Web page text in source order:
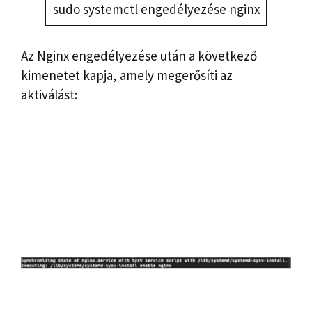
sudo systemctl engedélyezése nginx
Az Nginx engedélyezése után a következő
kimenetet kapja, amely megerősíti az
aktiválást: